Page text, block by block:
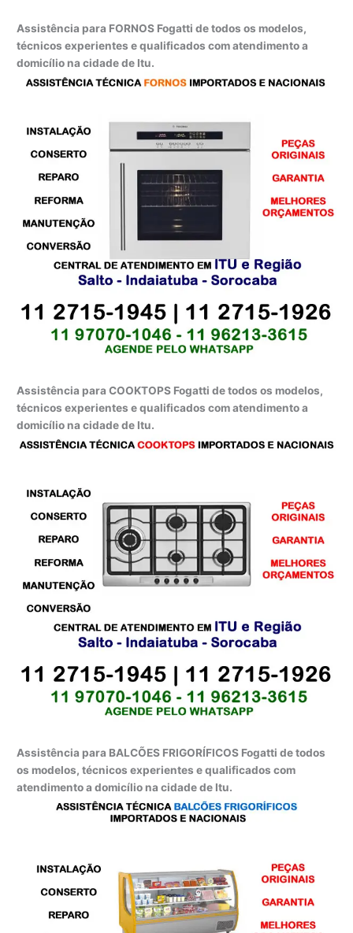
Assistência para FORNOS Fogatti de todos os modelos,
técnicos experientes e qualificados com atendimento a
domicílio na cidade de Itu.
Assistência para COOKTOPS Fogatti de todos os modelos,
técnicos experientes e qualificados com atendimento a
domicílio na cidade de Itu.
Assistência para BALCÕES FRIGORÍFICOS Fogatti de todos
os modelos, técnicos experientes e qualificados com
atendimento a domicílio na cidade de Itu.